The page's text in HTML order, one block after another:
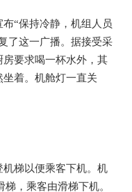
“保持冷静，机组人员
了这一广播。据接受采
要求喝一杯水外，其
着。机舱灯一直关
梯以便乘客下机。机
，乘客由滑梯下机。